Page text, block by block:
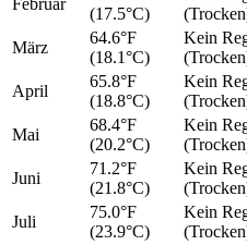
Februar
(17.5°C)
März
64.6°F
(18.1°C)
Kein
April
65.8°F
(18.8°C)
Kein
Mai
68.4°F
(20.2°C)
Kein
Juni
71.2°F
(21.8°C)
Kein
Juli
75.0°F
(23.9°C)
Kein